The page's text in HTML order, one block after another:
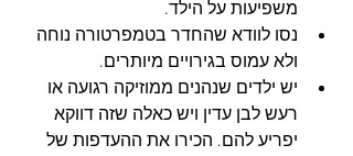
משפיעות על הילד.
נסו לוודא שהחדר בטמפרטורה נוחה
ולא עמוס בגירויים מיותרים.
יש ילדים שנהנים ממוזיקה רגועה או
רעש לבן עדין ויש כאלה שזה דווקא
יפריע להם. הכירו את ההעדפות של